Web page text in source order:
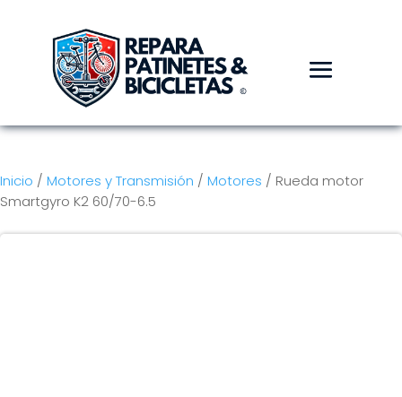
Inicio / Motores y Transmisión / Motores / Rueda motor
Smartgyro K2 60/70-6.5